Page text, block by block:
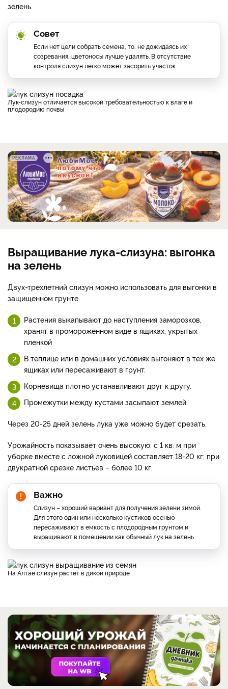
зелень.
Совет
Если нет цели собрать семена, то, не дожидаясь их
созревания, цветоносы лучше удалять. В отсутствие
контроля слизун легко может засорить участок.
Лук-слизун отличается высокой требовательностью к влаге и
плодородию почвы
РЕКЛАМА
Выращивание лука-слизуна: выгонка
на зелень
Двух-трехлетний слизун можно использовать для выгонки в
защищенном грунте.
Растения выкапывают до наступления заморозков,
хранят в промороженном виде в ящиках, укрытых
пленкой
В теплице или в домашних условиях выгоняют в тех же
ящиках или пересаживают в грунт.
Корневища плотно устанавливают друг к другу.
Промежутки между кустами засыпают землей.
Через 20-25 дней зелень лука уже можно будет срезать.
Урожайность показывает очень высокую: с 1 кв. м при
уборке вместе с ложной луковицей составляет 18-20 кг; при
двукратной срезке листьев – более 10 кг.
Важно
Слизун – хороший вариант для получения зелени зимой.
Для этого один или несколько кустиков осенью
пересаживают в емкость с плодородным грунтом и
выращивают в помещении как обычный лук на зелень.
На Алтае слизун растет в дикой природе